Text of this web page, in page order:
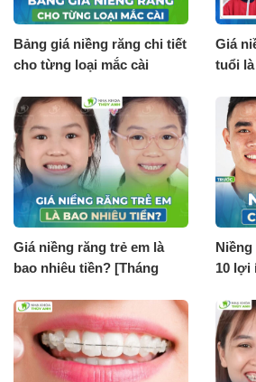
Bảng giá niềng răng chi tiết
cho từng loại mắc cài
Giá
tuổi
Giá niềng răng trẻ em là
bao nhiêu tiền? [Tháng
10 lợi